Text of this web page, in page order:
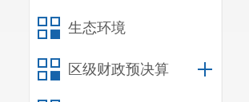
生态环境
区级财政预决算